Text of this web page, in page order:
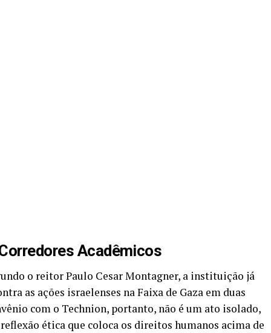
Acadêmicos
o reitor Paulo Cesar Montagner, a instituição já
as ações israelenses na Faixa de Gaza em duas
com o Technion, portanto, não é um ato isolado,
ética que coloca os direitos humanos acima de